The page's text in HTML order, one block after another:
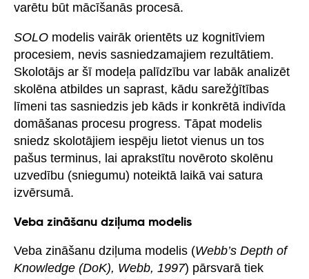
varētu būt mācīšanās procesā.
SOLO modelis vairāk orientēts uz kognitīviem
procesiem, nevis sasniedzamajiem rezultātiem.
Skolotājs ar šī modeļa palīdzību var labāk analizēt
skolēna atbildes un saprast, kādu sarežģītības
līmeni tas sasniedzis jeb kāds ir konkrētā indivīda
domāšanas procesu progress. Tāpat modelis
sniedz skolotājiem iespēju lietot vienus un tos
pašus terminus, lai aprakstītu novēroto skolēnu
uzvedību (sniegumu) noteiktā laikā vai satura
izvērsumā.
Veba zināšanu dziļuma modelis
Veba zināšanu dziļuma modelis (Webb’s Depth of
Knowledge (DoK), Webb, 1997) pārsvarā tiek